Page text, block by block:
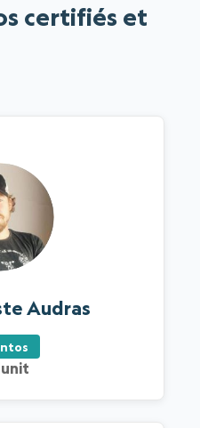
certifiés et
Audras